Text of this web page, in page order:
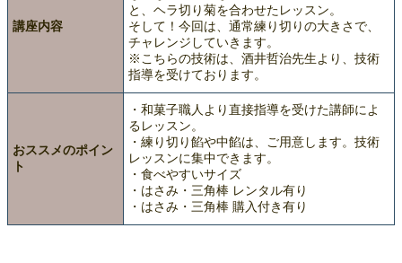
講座内容
と、ヘラ切り菊を合わせたレッスン。
そして！今回は、通常練り切りの大きさで、
チャレンジしていきます。
※こちらの技術は、酒井哲治先生より、技術
指導を受けております。
おススメのポイン
ト
・和菓子職人より直接指導を受けた講師によ
るレッスン。
・練り切り餡や中餡は、ご用意します。技術
レッスンに集中できます。
・食べやすいサイズ
・はさみ・三角棒 レンタル有り
・はさみ・三角棒 購入付き有り